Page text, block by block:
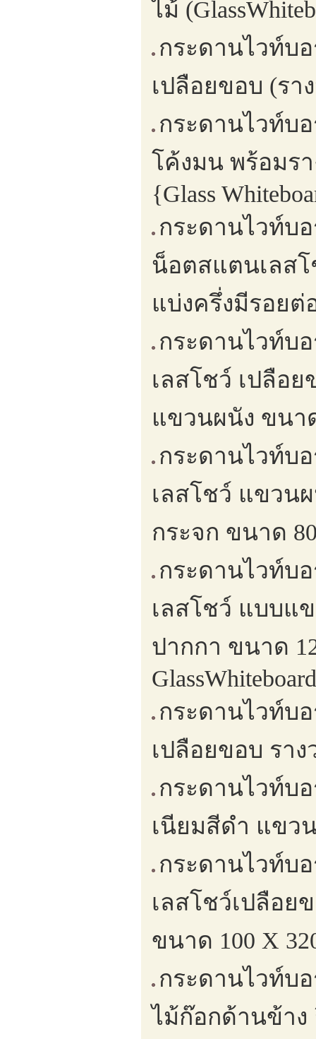
ไม้
กระดานไวท์บ
เปลือยขอบ (รา
กระดานไวท์บ
โค้งมน พร้อมร
{Glass
กระดานไวท์บ
น็อตสแตนเลสโ
แบ่งครึ่งมีรอยต่
กระดานไวท์บ
เลสโชว์ เปลือ
แขวนผนัง ขนาด
กระดานไวท์บ
เลสโชว์ แขวน
กระจก ขนาด
กระดานไวท์บ
เลสโชว์ แบบแ
ปากกา ขนาด
GlassWhiteboard
กระดานไวท์บ
เปลือยขอบ ราง
กระดานไวท์บ
เนียมสีดำ แขว
กระดานไวท์บ
เลสโชว์เปลือย
ขนาด 100 X
กระดานไวท์บ
ไม้ก๊อกด้านข้า